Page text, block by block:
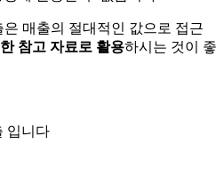
매출의 절대적인 값으로 접근
참고 자료로 활용하시는 것이 좋
입니다